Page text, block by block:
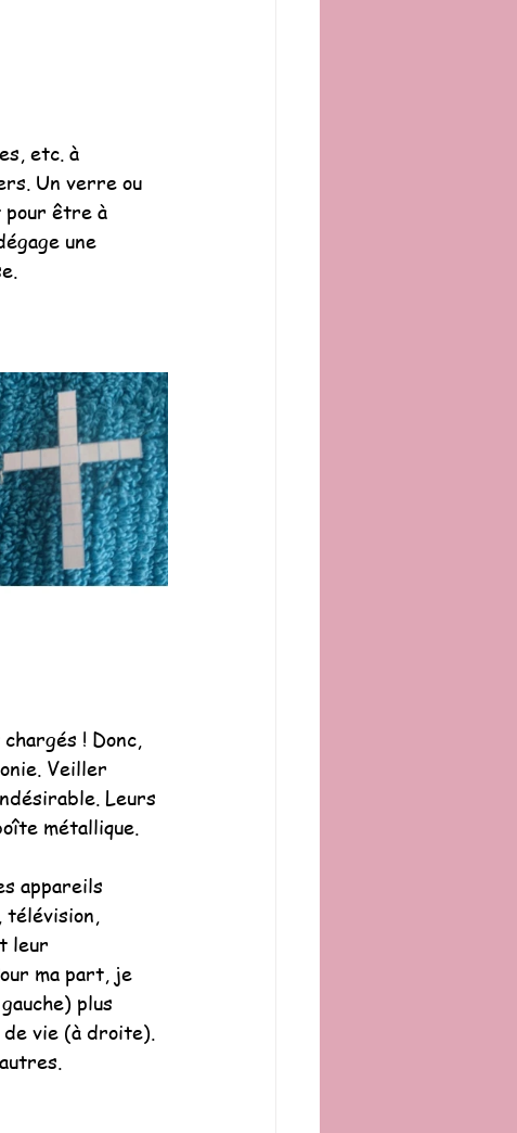
etc. à
Un verre ou
pour être à
une
! Donc,
Veiller
Leurs
métallique.
appareils
leur
ma part, je
plus
vie (à droite).